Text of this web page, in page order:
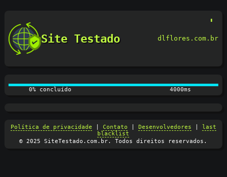
Site Testado dlflores.com.br
0% concluído 4000ms
Política de privacidade Contato Desenvolvedores
last
blacklist
© 2025 SiteTestado.com.br. Todos direitos reservados.